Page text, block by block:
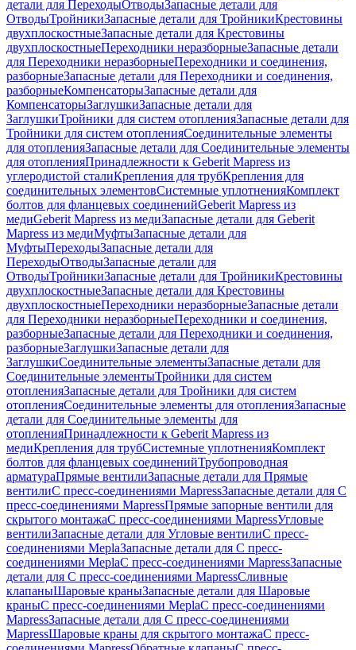
детали для ПереходыОтводыЗапасные детали для
ОтводыТройникиЗапасные детали для ТройникиКрестовины
двухплоскостныеЗапасные детали для Крестовины
двухплоскостныеПереходники неразборныеЗапасные детали
для Переходники неразборныеПереходники и соединения,
разборныеЗапасные детали для Переходники и соединения,
разборныеКомпенсаторыЗапасные детали для
КомпенсаторыЗаглушкиЗапасные детали для
ЗаглушкиТройники для систем отопленияЗапасные детали для
Тройники для систем отопленияСоединительные элементы
для отопленияЗапасные детали для Соединительные элементы
для отопленияПринадлежности к Geberit Mapress из
углеродистой сталиКрепления для трубКрепления для
соединительных элементовСистемные уплотненияКомплект
болтов для фланцевых соединенийGeberit Mapress из
медиGeberit Mapress из медиЗапасные детали для Geberit
Mapress из медиМуфтыЗапасные детали для
МуфтыПереходыЗапасные детали для
ПереходыОтводыЗапасные детали для
ОтводыТройникиЗапасные детали для ТройникиКрестовины
двухплоскостныеЗапасные детали для Крестовины
двухплоскостныеПереходники неразборныеЗапасные детали
для Переходники неразборныеПереходники и соединения,
разборныеЗапасные детали для Переходники и соединения,
разборныеЗаглушкиЗапасные детали для
ЗаглушкиСоединительные элементыЗапасные детали для
Соединительные элементыТройники для систем
отопленияЗапасные детали для Тройники для систем
отопленияСоединительные элементы для отопленияЗапасные
детали для Соединительные элементы для
отопленияПринадлежности к Geberit Mapress из
медиКрепления для трубСистемные уплотненияКомплект
болтов для фланцевых соединенийТрубопроводная
арматураПрямые вентилиЗапасные детали для Прямые
вентилиС пресс-соединениями MapressЗапасные детали для С
пресс-соединениями MapressПрямые запорные вентили для
скрытого монтажаС пресс-соединениями MapressУгловые
вентилиЗапасные детали для Угловые вентилиС пресс-
соединениями MeplaЗапасные детали для С пресс-
соединениями MeplaС пресс-соединениями MapressЗапасные
детали для С пресс-соединениями MapressСливные
клапаныШаровые краныЗапасные детали для Шаровые
краныС пресс-соединениями MeplaС пресс-соединениями
MapressЗапасные детали для С пресс-соединениями
MapressШаровые краны для скрытого монтажаС пресс-